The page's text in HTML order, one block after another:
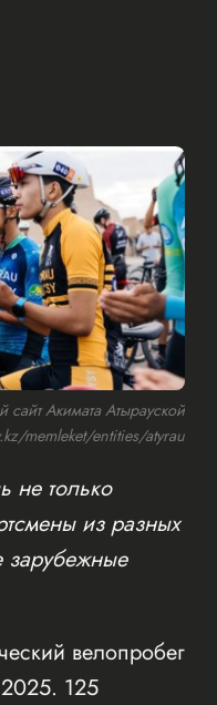
Акимата Атырауской
memleket/entities/atyrau
не только
из разных
зарубежные
велопробег
125